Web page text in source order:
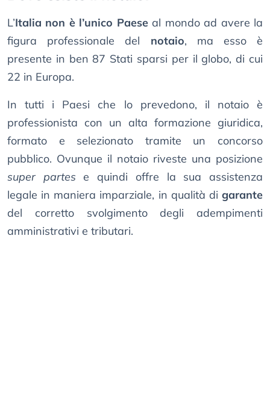
L’Italia non è l’unico Paeseal mondo ad avere la
figura professionale del notaio, ma esso è
presente in ben 87 Stati sparsi per il globo, di cui
22 in Europa.
In tutti i Paesi che lo prevedono, il notaio è
professionista con un alta formazione giuridica,
formato e selezionato tramite un concorso
pubblico. Ovunque il notaio riveste una posizione
super partes e quindi offre la sua assistenza
legale in maniera imparziale, in qualità di garante
del corretto svolgimento degli adempimenti
amministrativi e tributari.